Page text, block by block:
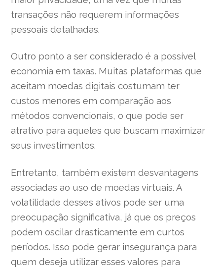
transações não requerem informações
pessoais detalhadas.
Outro ponto a ser considerado é a possível
economia em taxas. Muitas plataformas que
aceitam moedas digitais costumam ter
custos menores em comparação aos
métodos convencionais, o que pode ser
atrativo para aqueles que buscam maximizar
seus investimentos.
Entretanto, também existem desvantagens
associadas ao uso de moedas virtuais. A
volatilidade desses ativos pode ser uma
preocupação significativa, já que os preços
podem oscilar drasticamente em curtos
períodos. Isso pode gerar insegurança para
quem deseja utilizar esses valores para